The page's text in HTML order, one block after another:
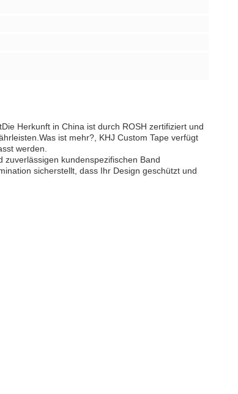
Herkunft in China ist durch ROSH zertifiziert und
ist mehr?, KHJ Custom Tape verfügt
werden.
zuverlässigen kundenspezifischen Band
sicherstellt, dass Ihr Design geschützt und